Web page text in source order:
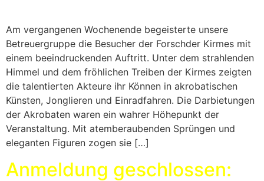
Am vergangenen Wochenende begeisterte unsere
Betreuergruppe die Besucher der Forschder Kirmes mit
einem beeindruckenden Auftritt. Unter dem strahlenden
Himmel und dem fröhlichen Treiben der Kirmes zeigten
die talentierten Akteure ihr Können in akrobatischen
Künsten, Jonglieren und Einradfahren. Die Darbietungen
der Akrobaten waren ein wahrer Höhepunkt der
Veranstaltung. Mit atemberaubenden Sprüngen und
eleganten Figuren zogen sie […]
Anmeldung geschlossen: